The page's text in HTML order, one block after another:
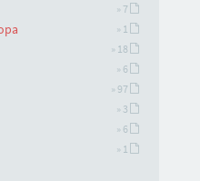
» 7
» 1
» 18
» 6
» 97
» 3
» 6
» 1